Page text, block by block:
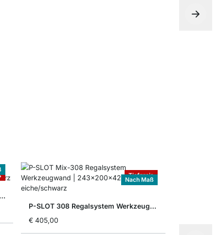
P-SLOT 52 Regalsystem Werkzeugwand
Tiefpreis
Nach Maß
P-SLOT 308 Regalsystem Werkzeugwand
€ 405,00